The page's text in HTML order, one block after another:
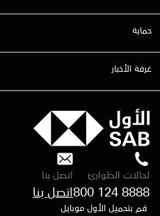
حماية
غرفة الأخبار
لحالات الطوارئ
800 124 8888
اتصل بنا
قم بتحميل الأول موبايل